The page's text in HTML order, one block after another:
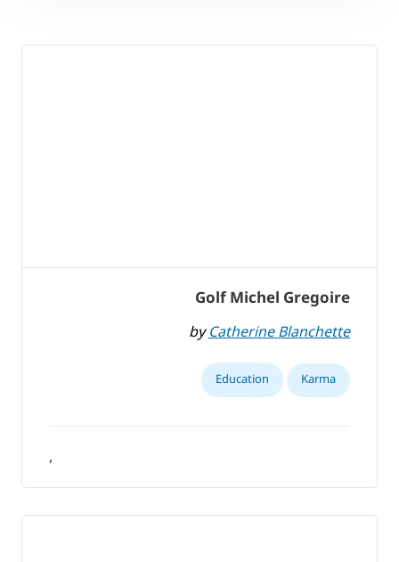
Golf Michel Gregoire
byCatherine Blanchette
Karma
Education
,